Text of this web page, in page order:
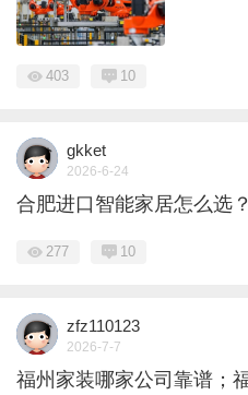
403 10
gkket
2026-6-24
合肥进口智能家居怎么选
277 10
zfz110123
2026-7-7
福州家装哪家公司靠谱；